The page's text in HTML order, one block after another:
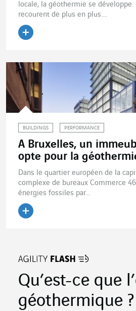
locale, la géothermie se
recourent de plus en plus....
BUILDINGS PERFORMANCE
A Bruxelles, un
opte pour la
Dans le quartier européen de la
complexe de bureaux Commerce
énergies fossiles par...
Qu’est-ce que
géothermique ?